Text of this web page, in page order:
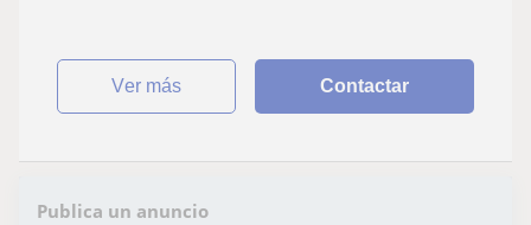
ver más Contactar
Publica un anuncio